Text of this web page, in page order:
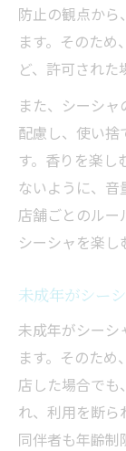
防止の観点から
ます。そのた
ど、許可された
また、シーシ
配慮し、使い捨
す。香りを楽し
ないように、音
店舗ごとのルー
シーシャを楽し
未成年がシー
未成年がシーシ
ます。そのた
店した場合で
れ、利用を断ら
同伴者も年齢制